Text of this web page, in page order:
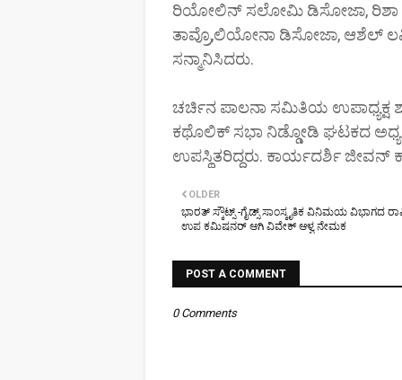
ರಿಯೋಲಿನ್ ಸಲೋಮಿ ಡಿಸೋಜಾ, ರಿಶಾ
ತಾವ್ರೊ,ಲಿಯೋನಾ ಡಿಸೋಜಾ, ಆಶೆಲ್
ಸನ್ಮಾನಿಸಿದರು.
ಚರ್ಚಿನ ಪಾಲನಾ ಸಮಿತಿಯ ಉಪಾಧ್ಯಕ್ಷ
ಕಥೊಲಿಕ್ ಸಭಾ ನಿಡ್ಡೋಡಿ ಘಟಕದ
ಉಪಸ್ಥಿತರಿದ್ದರು. ಕಾರ್ಯದರ್ಶಿ ಜೀವನ್
OLDER
ಭಾರತ್ ಸ್ಕೌಟ್ಸ್ -ಗೈಡ್ಸ್ ಸಾಂಸ್ಕೃತಿಕ ವಿನಿಮಯ ವಿಭಾಗದ
ಉಪ ಕಮಿಷನರ್ ಆಗಿ ವಿವೇಕ್ ಆಳ್ವ ನೇಮಕ
POST A COMMENT
0 Comments